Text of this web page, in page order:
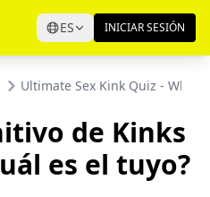
ES INICIAR SESIÓN
Ultimate Sex Kink Quiz - What
de Kinks
es el tuyo?